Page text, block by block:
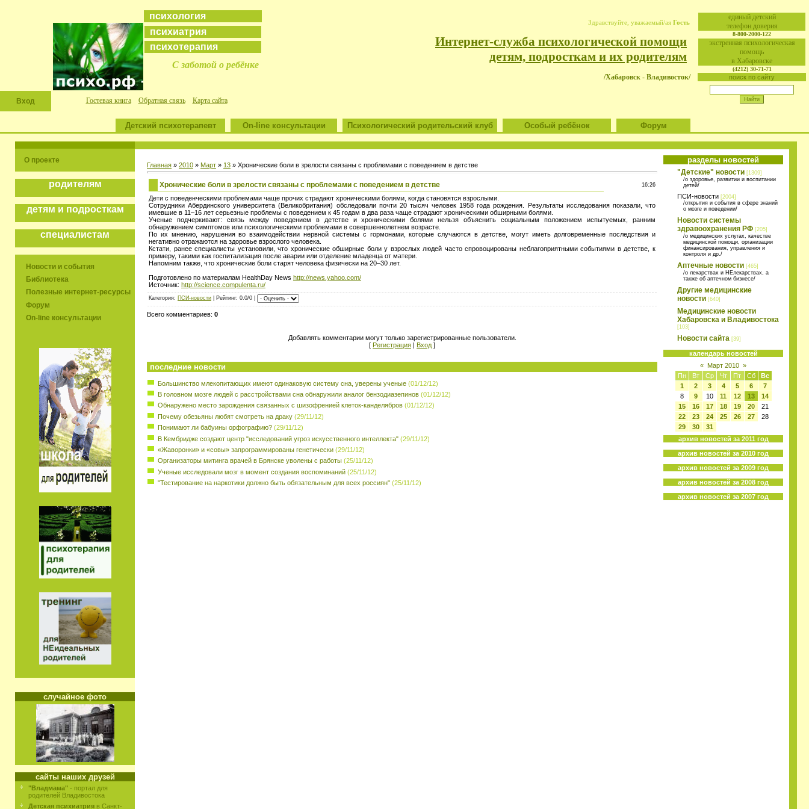
eдиный детский
телефон доверия
8-800-2000-122
экстренная психологическая
помощь
в Хабаровске
(4212) 30-71-71
поиск по сайту
психология
психиатрия
психотерапия
С заботой о ребёнке
Здравствуйте, уважаемый/ая Гость
Интернет-служба психологической помощи
детям, подросткам и их родителям
/Хабаровск - Владивосток/
Вход Гостевая книга Обратная связь Карта сайта
Детский психотерапевт On-line консультации Психологический родительский клуб Особый ребёнок Форум
О проекте
родителям
детям и подросткам
специалистам
Новости и события
Библиотека
Полезные интернет-ресурсы
Форум
On-line консультации
случайное фото
сайты наших друзей
"Владмама" - портал для
родителей Владивостока
Детская психиатрия в Санкт-
Главная » 2010 » Март » 13 » Хронические боли в зрелости связаны с проблемами с поведением в детстве
Хронические боли в зрелости связаны с проблемами с поведением в детстве 16:26
Дети с поведенческими проблемами чаще прочих страдают хроническими болями, когда становятся взрослыми.
Сотрудники Абердинского университета (Великобритания) обследовали почти 20 тысяч человек 1958 года рождения. Результаты исследования показали, что
имевшие в 11–16 лет серьезные проблемы с поведением к 45 годам в два раза чаще страдают хроническими обширными болями.
Ученые подчеркивают: связь между поведением в детстве и хроническими болями нельзя объяснить социальным положением испытуемых, ранним
обнаружением симптомов или психологическими проблемами в совершеннолетнем возрасте.
По их мнению, нарушения во взаимодействии нервной системы с гормонами, которые случаются в детстве, могут иметь долговременные последствия и
негативно отражаются на здоровье взрослого человека.
Кстати, ранее специалисты установили, что хронические обширные боли у взрослых людей часто спровоцированы неблагоприятными событиями в детстве, к
примеру, такими как госпитализация после аварии или отделение младенца от матери.
Напомним также, что хронические боли старят человека физически на 20–30 лет.
Подготовлено по материалам HealthDay News http://news.yahoo.com/
Источник: http://science.compulenta.ru/
Категория: ПСИ-новости | Рейтинг: 0.0/0 |
Всего комментариев: 0
Добавлять комментарии могут только зарегистрированные пользователи.
[ Регистрация | Вход ]
последние новости
Большинство млекопитающих имеют одинаковую систему сна, уверены ученые (01/12/12)
В головном мозге людей с расстройствами сна обнаружили аналог бензодиазепинов (01/12/12)
Обнаружено место зарождения связанных с шизофренией клеток-канделябров (01/12/12)
Почему обезьяны любят смотреть на драку (29/11/12)
Понимают ли бабуины орфографию? (29/11/12)
В Кембридже создают центр "исследований угроз искусственного интеллекта" (29/11/12)
«Жаворонки» и «совы» запрограммированы генетически (29/11/12)
Организаторы митинга врачей в Брянске уволены с работы (25/11/12)
Ученые исследовали мозг в момент создания воспоминаний (25/11/12)
"Тестирование на наркотики должно быть обязательным для всех россиян" (25/11/12)
разделы новостей
"Детские" новости [1309]
/о здоровье, развитии и воспитании
детей/
ПСИ-новости [2004]
/открытия и события в сфере знаний
о мозге и поведении/
Новости системы
здравоохранения РФ [205]
/о медицинских услугах, качестве
медицинской помощи, организации
финансирования, управления и
контроля и др./
Аптечные новости [465]
/о лекарствах и НЕлекарствах, а
также об аптечном бизнесе/
Другие медицинские
новости [640]
Медицинские новости
Хабаровска и Владивостока
[103]
Новости сайта [39]
календарь новостей
« Март 2010 »
Пн
Вт Ср Чт Пт Сб
Вс
1
2 3 4 5 6
7
8
9 10 11 12 13
14
15
16 17 18 19 20
21
22
23 24 25 26 27
28
29
30
31
архив новостей за 2011 год
архив новостей за 2010 год
архив новостей за 2009 год
архив новостей за 2008 год
архив новостей за 2007 год